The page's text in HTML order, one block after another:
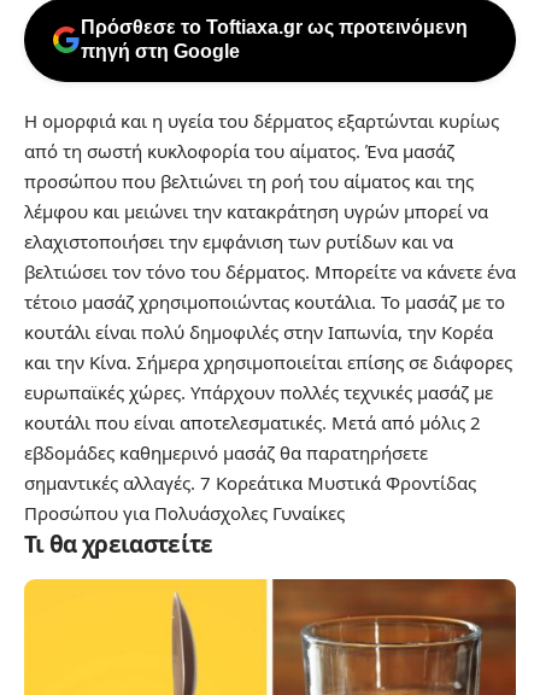
Πρόσθεσε το Toftiaxa.gr ως προτεινόμενη
πηγή στη Google
Η ομορφιά και η υγεία του δέρματος εξαρτώνται κυρίως
από τη σωστή κυκλοφορία του αίματος. Ένα μασάζ
προσώπου που βελτιώνει τη ροή του αίματος και της
λέμφου και μειώνει την κατακράτηση υγρών μπορεί να
ελαχιστοποιήσει την εμφάνιση των ρυτίδων και να
βελτιώσει τον τόνο του δέρματος. Μπορείτε να κάνετε ένα
τέτοιο μασάζ χρησιμοποιώντας κουτάλια. Το μασάζ με το
κουτάλι είναι πολύ δημοφιλές στην Ιαπωνία, την Κορέα
και την Κίνα. Σήμερα χρησιμοποιείται επίσης σε διάφορες
ευρωπαϊκές χώρες. Υπάρχουν πολλές τεχνικές μασάζ με
κουτάλι που είναι αποτελεσματικές. Μετά από μόλις 2
εβδομάδες καθημερινό μασάζ θα παρατηρήσετε
σημαντικές αλλαγές. 7 Κορεάτικα Μυστικά Φροντίδας
Προσώπου για Πολυάσχολες Γυναίκες
Τι θα χρειαστείτε